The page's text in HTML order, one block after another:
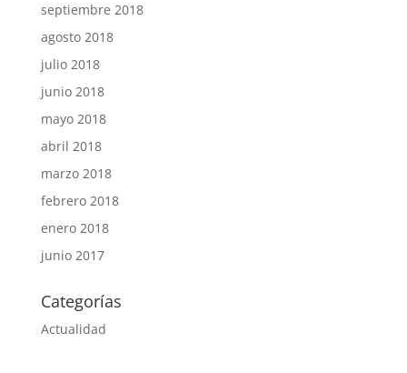
septiembre 2018
agosto 2018
julio 2018
junio 2018
mayo 2018
abril 2018
marzo 2018
febrero 2018
enero 2018
junio 2017
Categorías
Actualidad